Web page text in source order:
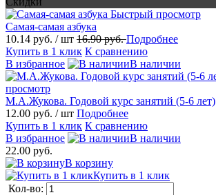
Быстрый просмотр
Самая-самая азбука
10.14 руб. / шт 16.90 руб.Подробнее
Купить в 1 клик К сравнению
В избранное
В наличии
просмотр
М.А.Жукова. Годовой курс занятий (5-6 лет)
12.00 руб. / шт Подробнее
Купить в 1 клик К сравнению
В избранное
В наличии
22.00 руб.
В корзину
Купить в 1 клик
Кол-во: